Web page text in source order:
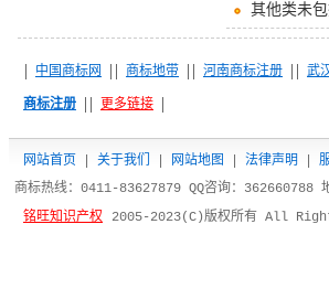
其他类未
中国商标网 商标地带 河南商标注册 武
商标注册 更多链接
网站首页 关于我们 网站地图 法律声明
商标热线：0411-83627879 QQ咨询：362660788
铭旺知识产权
2005-2023(C)版权所有 All